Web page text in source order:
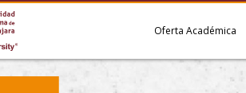
Oferta Académica